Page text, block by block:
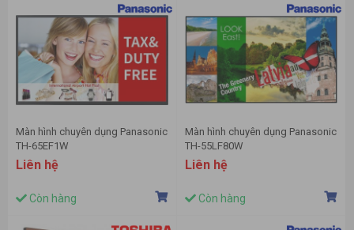
Màn hình chuyên dụng Panasonic
TH-65EF1W
Liên hệ
Còn hàng
Màn hình chuyên dụng Panasonic
TH-55LF80W
Liên hệ
Còn hàng